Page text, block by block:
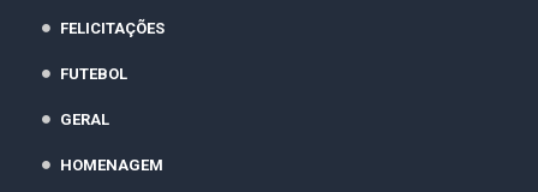
FELICITAÇÕES
FUTEBOL
GERAL
HOMENAGEM